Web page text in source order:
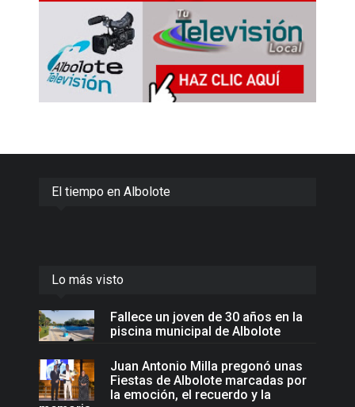
El tiempo en Albolote
Lo más visto
Fallece un joven de 30 años en la
piscina municipal de Albolote
Juan Antonio Milla pregonó unas
Fiestas de Albolote marcadas por
la emoción, el recuerdo y la